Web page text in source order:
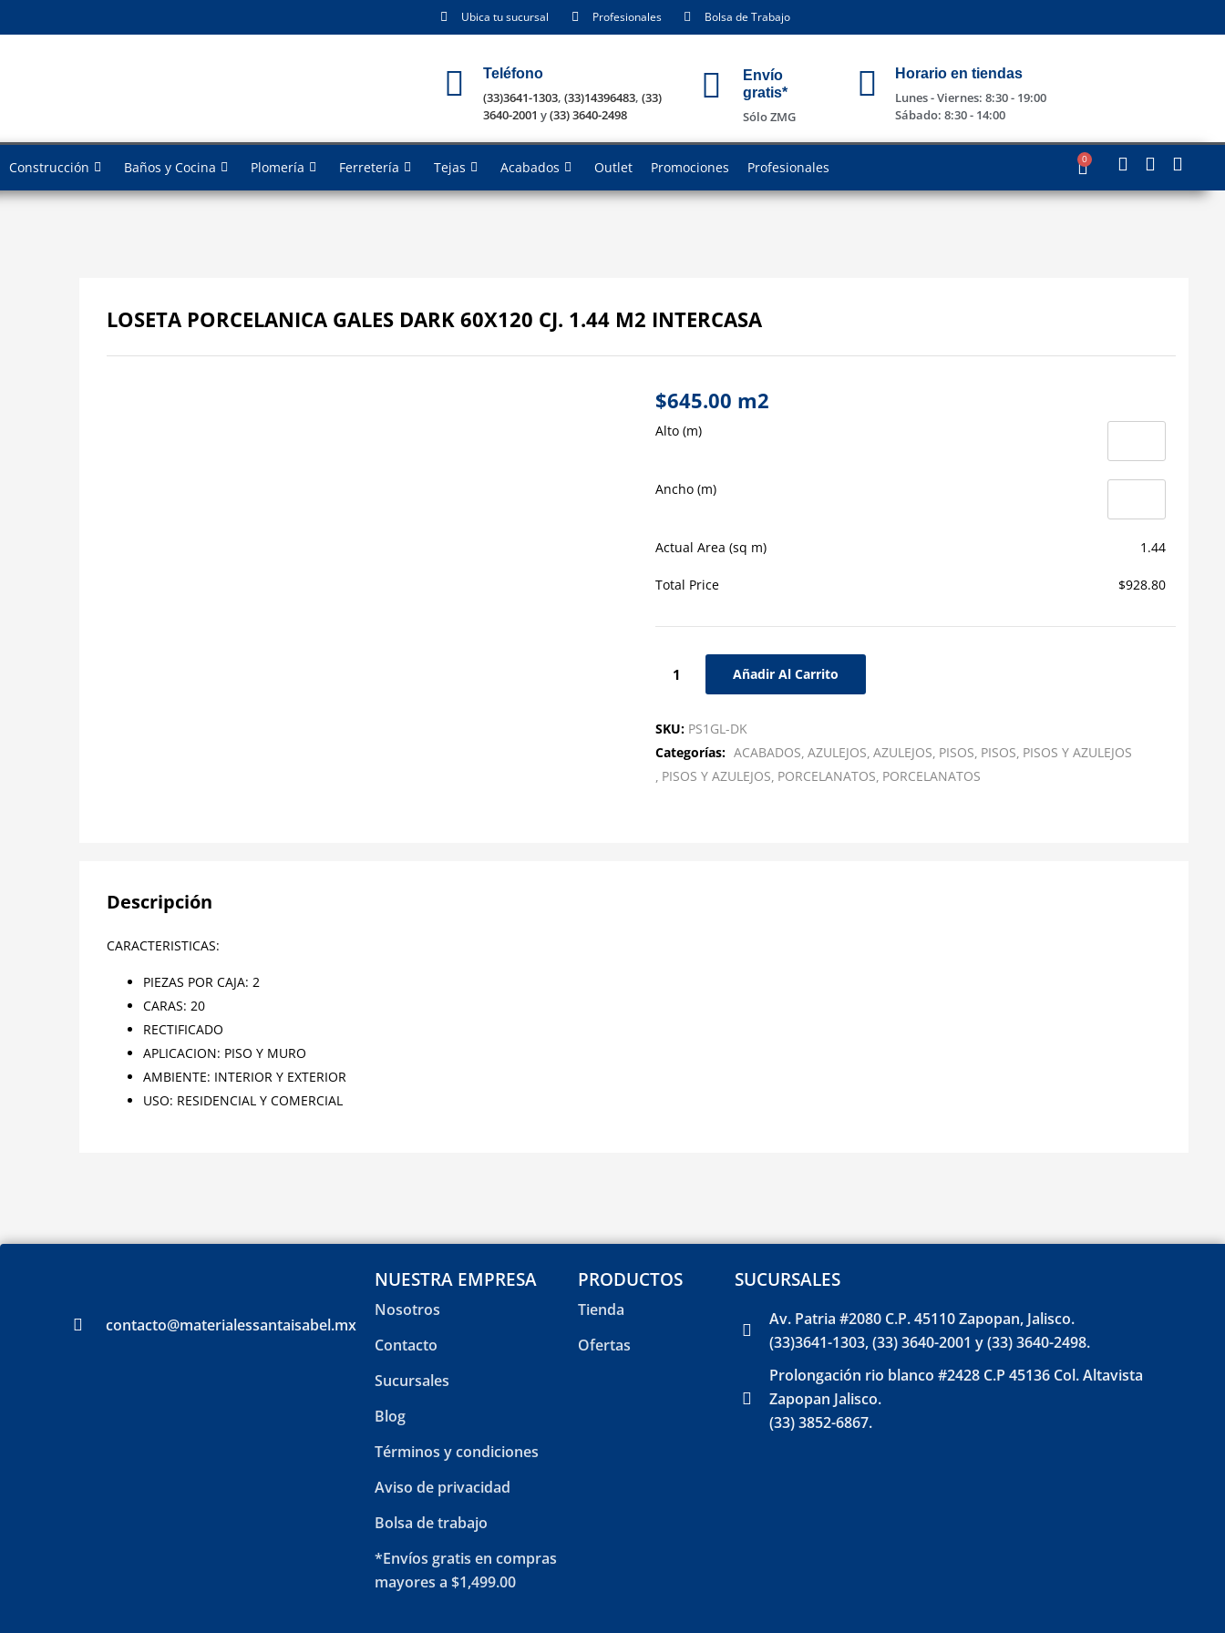
Ubica tu sucursal Profesionales Bolsa de Trabajo
Teléfono
(33)3641-1303, (33)14396483, (33)
3640-2001 y(33) 3640-2498
Envío
gratis*
Sólo ZMG
Horario en tiendas
Lunes - Viernes: 8:30 - 19:00
Sábado: 8:30 - 14:00
Construcción Baños y Cocina Plomería Ferretería Tejas Acabados Outlet Promociones Profesionales 0
LOSETA PORCELANICA GALES DARK 60X120 CJ. 1.44 M2 INTERCASA
$645.00 m2
Alto (m)
Ancho (m)
Actual Area (sq m) 1.44
Total Price $928.80
Añadir Al Carrito
SKU: PS1GL-DK
Categorías: ACABADOS AZULEJOS AZULEJOS PISOS PISOS PISOS Y AZULEJOS
PISOS Y AZULEJOS PORCELANATOS PORCELANATOS
Descripción
CARACTERISTICAS:
PIEZAS POR CAJA: 2
CARAS: 20
RECTIFICADO
APLICACION: PISO Y MURO
AMBIENTE: INTERIOR Y EXTERIOR
USO: RESIDENCIAL Y COMERCIAL
contacto@materialessantaisabel.mx
NUESTRA EMPRESA
Nosotros
Contacto
Sucursales
Blog
Términos y condiciones
Aviso de privacidad
Bolsa de trabajo
*Envíos gratis en compras
mayores a $1,499.00
PRODUCTOS
Tienda
Ofertas
SUCURSALES
Av. Patria #2080 C.P. 45110 Zapopan, Jalisco.
(33)3641-1303, (33) 3640-2001 y (33) 3640-2498.
Prolongación rio blanco #2428 C.P 45136 Col. Altavista
Zapopan Jalisco.
(33) 3852-6867.